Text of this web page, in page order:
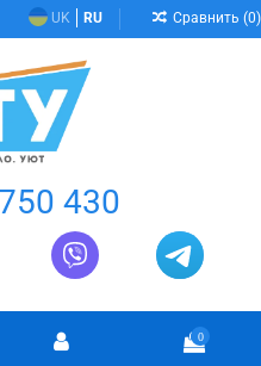
UK RU Сравнить (0)
430
0